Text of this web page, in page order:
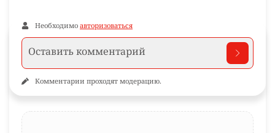
Необходимо авторизоваться
Комментарии проходят модерацию.